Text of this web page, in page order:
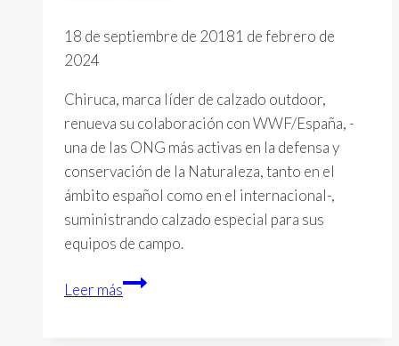
18 de septiembre de 20181 de febrero de
2024
Chiruca, marca líder de calzado outdoor,
renueva su colaboración con WWF/España, -
una de las ONG más activas en la defensa y
conservación de la Naturaleza, tanto en el
ámbito español como en el internacional-,
suministrando calzado especial para sus
equipos de campo.
Leer másChiruca